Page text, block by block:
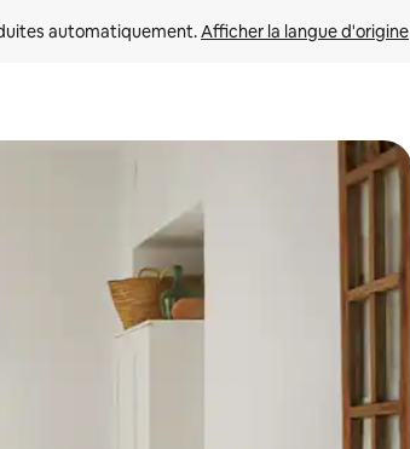
automatiquement. Afficher la langue d'origine